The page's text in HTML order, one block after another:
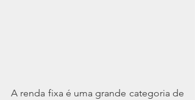
A renda fixa é uma grande categoria de